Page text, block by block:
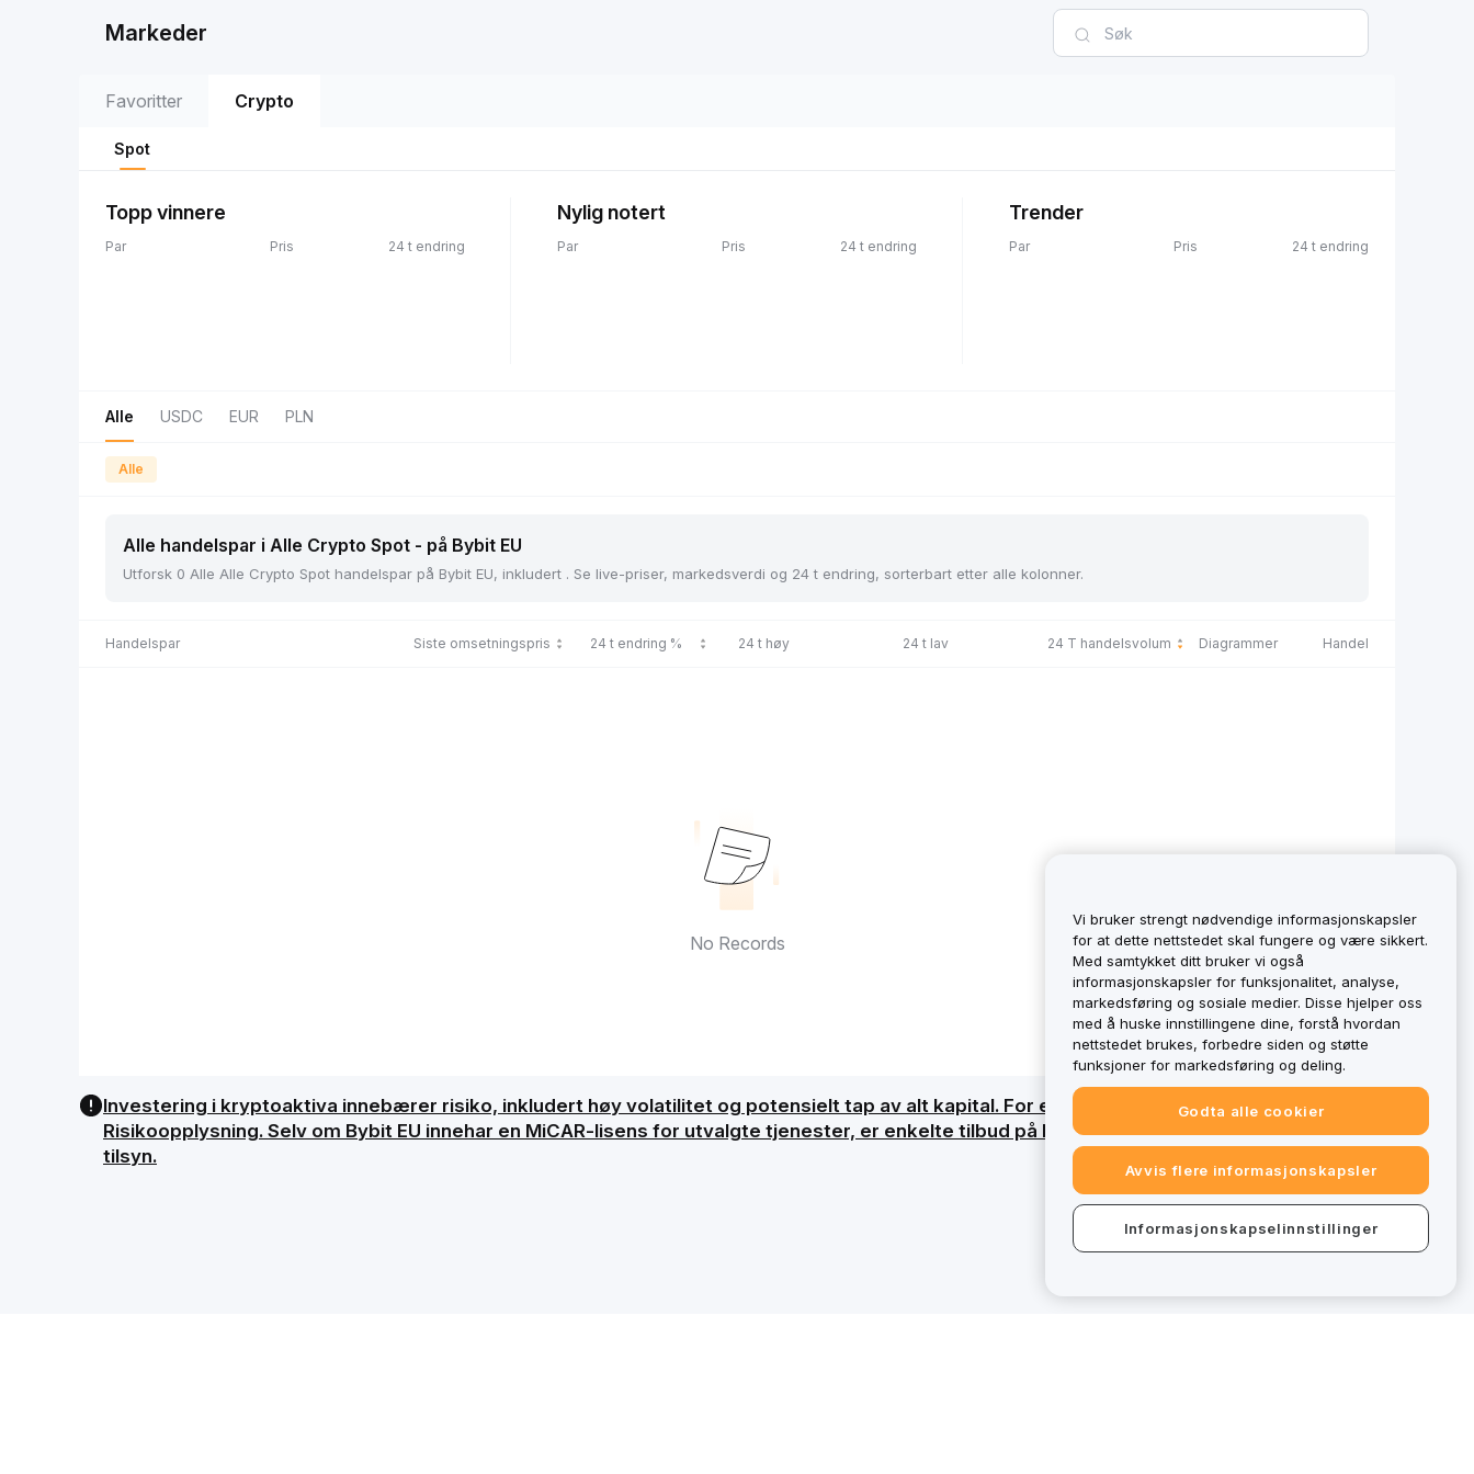
Markeder
Favoritter Crypto
Spot
Topp vinnere
Par Pris 24 t endring
Nylig notert
Par Pris 24 t endring
Trender
Par Pris 24 t endring
Alle USDC EUR PLN
Alle
Alle handelspar i Alle Crypto Spot - på Bybit EU
Utforsk 0 Alle Alle Crypto Spot handelspar på Bybit EU, inkludert . Se live-priser, markedsverdi og 24 t endring, sorterbart etter alle kolonner.
Handelspar Siste omsetningspris 24 t endring % 24 t høy 24 t lav 24 T handelsvolum Diagrammer Handel
No Records
Investering i kryptoaktiva innebærer risiko, inkludert høy volatilitet og potensielt tap av alt kapital. For en detaljert oversikt, se vår
Risikoopplysning. Selv om Bybit EU innehar en MiCAR-lisens for utvalgte tjenester, er enkelte tilbud på bybit.eu utenfor MiCAR-regulatorisk
tilsyn.
Vi bruker strengt nødvendige informasjonskapsler
for at dette nettstedet skal fungere og være sikkert.
Med samtykket ditt bruker vi også
informasjonskapsler for funksjonalitet, analyse,
markedsføring og sosiale medier. Disse hjelper oss
med å huske innstillingene dine, forstå hvordan
nettstedet brukes, forbedre siden og støtte
funksjoner for markedsføring og deling.
Godta alle cookier
Avvis flere informasjonskapsler
Informasjonskapselinnstillinger